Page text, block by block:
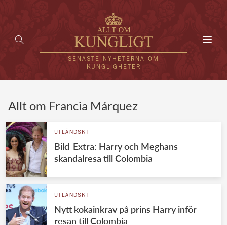
SENASTE NYHETERNA OM
KUNGLIGHETER
UTLÄNDSKT
VÄRLDENS KUNGAHUS
Svenska kungahuset
REDAKTION
Allt om Francia Márquez
UTLÄNDSKT
Bild-Extra: Harry och Meghans
skandalresa till Colombia
UTLÄNDSKT
Nytt kokainkrav på prins Harry inför
resan till Colombia